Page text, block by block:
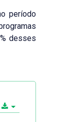
período
desses